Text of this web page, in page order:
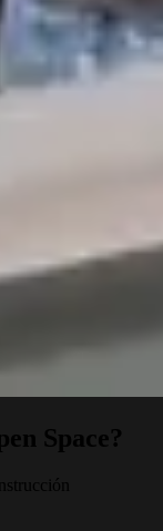
Space?